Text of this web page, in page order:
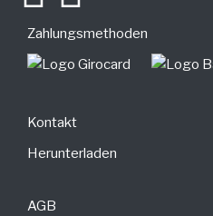
Zahlungsmethoden
Kontakt
Herunterladen
AGB